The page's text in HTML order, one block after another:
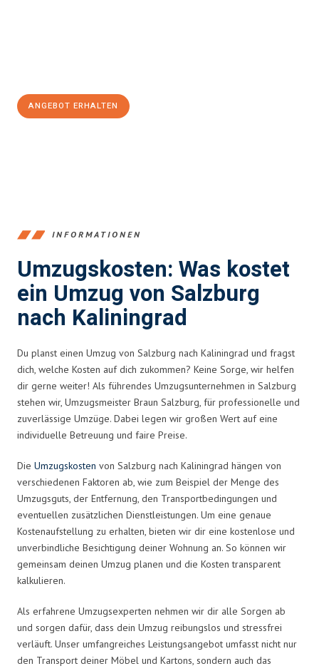
ANGEBOT ERHALTEN
INFORMATIONEN
Umzugskosten: Was kostet
ein Umzug von Salzburg
nach Kaliningrad
Du planst einen Umzug von Salzburg nach Kaliningrad und fragst
dich, welche Kosten auf dich zukommen? Keine Sorge, wir helfen
dir gerne weiter! Als führendes Umzugsunternehmen in Salzburg
stehen wir, Umzugsmeister Braun Salzburg, für professionelle und
zuverlässige Umzüge. Dabei legen wir großen Wert auf eine
individuelle Betreuung und faire Preise.
Die Umzugskosten von Salzburg nach Kaliningrad hängen von
verschiedenen Faktoren ab, wie zum Beispiel der Menge des
Umzugsguts, der Entfernung, den Transportbedingungen und
eventuellen zusätzlichen Dienstleistungen. Um eine genaue
Kostenaufstellung zu erhalten, bieten wir dir eine kostenlose und
unverbindliche Besichtigung deiner Wohnung an. So können wir
gemeinsam deinen Umzug planen und die Kosten transparent
kalkulieren.
Als erfahrene Umzugsexperten nehmen wir dir alle Sorgen ab
und sorgen dafür, dass dein Umzug reibungslos und stressfrei
verläuft. Unser umfangreiches Leistungsangebot umfasst nicht nur
den Transport deiner Möbel und Kartons, sondern auch das